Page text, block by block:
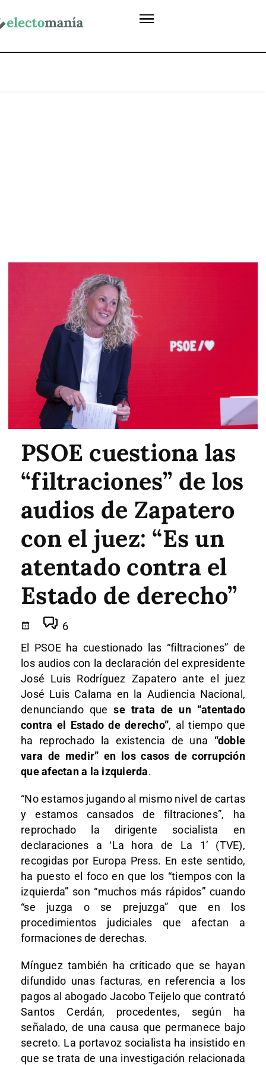
PSOE cuestiona las
“filtraciones” de los
audios de Zapatero
con el juez: “Es un
atentado contra el
Estado de derecho”
6
El PSOE ha cuestionado las “filtraciones” de
los audios con la declaración del expresidente
José Luis Rodríguez Zapatero ante el juez
José Luis Calama en la Audiencia Nacional,
denunciando quese trata de un “atentado
contra el Estado de derecho”, al tiempo que
ha reprochado la existencia de una “doble
vara de medir” en los casos de corrupción
que afectan a la izquierda.
“No estamos jugando al mismo nivel de cartas
y estamos cansados de filtraciones”, ha
reprochado la dirigente socialista en
declaraciones a ‘La hora de La 1’ (TVE),
recogidas por Europa Press. En este sentido,
ha puesto el foco en que los “tiempos con la
izquierda” son “muchos más rápidos” cuando
“se juzga o se prejuzga” que en los
procedimientos judiciales que afectan a
formaciones de derechas.
Mínguez también ha criticado que se hayan
difundido unas facturas, en referencia a los
pagos al abogado Jacobo Teijelo que contrató
Santos Cerdán, procedentes, según ha
señalado, de una causa que permanece bajo
secreto. La portavoz socialista ha insistido en
que se trata de una investigación relacionada